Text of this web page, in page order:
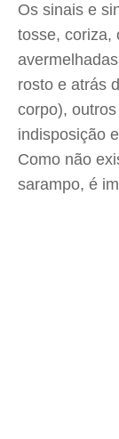
Os sinais e
tosse, coriza,
rosto e atrás
corpo),
indisposição
Como não
sarampo, é